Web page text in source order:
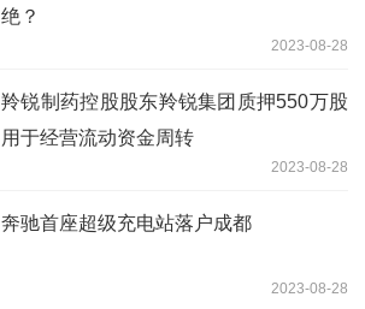
绝？
2023-08-28
羚锐制药控股股东羚锐集团质押550万股
用于经营流动资金周转
2023-08-28
奔驰首座超级充电站落户成都
2023-08-28